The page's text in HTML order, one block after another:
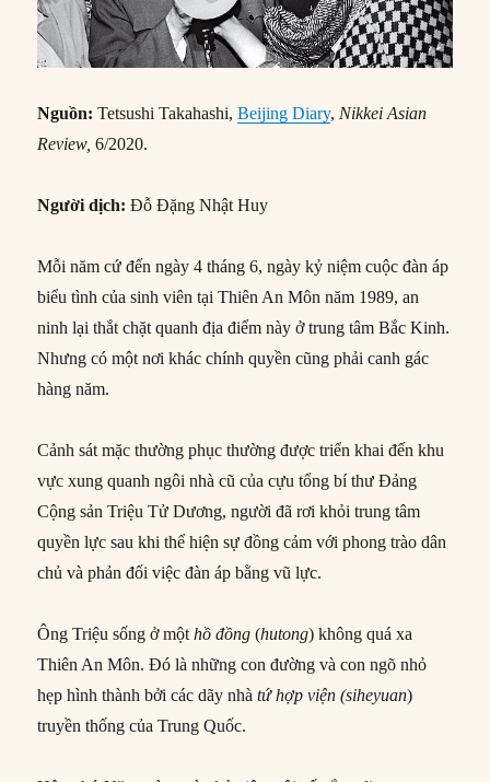
Nguồn:Tetsushi Takahashi,Beijing Diary, Nikkei Asian
Review, 6/2020.
Người dịch:Đỗ Đặng Nhật Huy
Mỗi năm cứ đến ngày 4 tháng 6, ngày kỷ niệm cuộc đàn áp
biểu tình của sinh viên tại Thiên An Môn năm 1989, an
ninh lại thắt chặt quanh địa điểm này ở trung tâm Bắc Kinh.
Nhưng có một nơi khác chính quyền cũng phải canh gác
hàng năm.
Cảnh sát mặc thường phục thường được triển khai đến khu
vực xung quanh ngôi nhà cũ của cựu tổng bí thư Đảng
Cộng sản Triệu Tử Dương, người đã rơi khỏi trung tâm
quyền lực sau khi thể hiện sự đồng cảm với phong trào dân
chủ và phản đối việc đàn áp bằng vũ lực.
Ông Triệu sống ở mộthồ đồng(hutong) không quá xa
Thiên An Môn. Đó là những con đường và con ngõ nhỏ
hẹp hình thành bởi các dãy nhàtứ hợp viện (siheyuan)
truyền thống của Trung Quốc.